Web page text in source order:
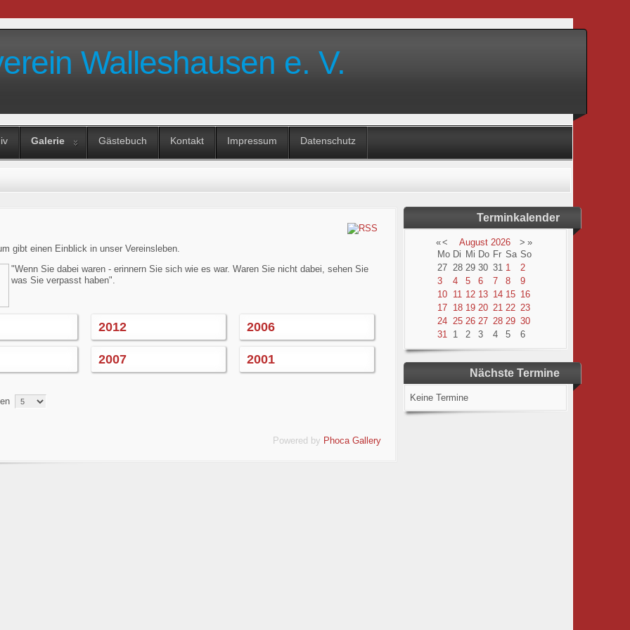
Walleshausen e. V.
Galerie Gästebuch Kontakt Impressum Datenschutz
gibt einen Einblick in unser Vereinsleben.
"Wenn Sie dabei waren - erinnern Sie sich wie es war. Waren Sie nicht dabei, sehen Sie
was Sie verpasst haben".
2012
2007
2006
2001
Powered by Phoca Gallery
Terminkalender
«< August 2026 > »
Mo Di Mi Do Fr Sa So
27 28 29 30 31 1
2
3
4 5 6 7 8
9
10 11 12 13 14 15 16
17 18 19 20 21 22 23
24 25 26 27 28 29 30
31 1 2 3 4 5 6
Nächste Termine
Keine Termine